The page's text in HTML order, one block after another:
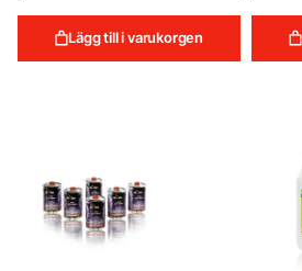
Lägg till i varukorgen